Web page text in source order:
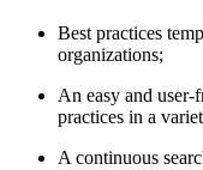
Best practices
organizations;
An easy and
practices in a
A continuous